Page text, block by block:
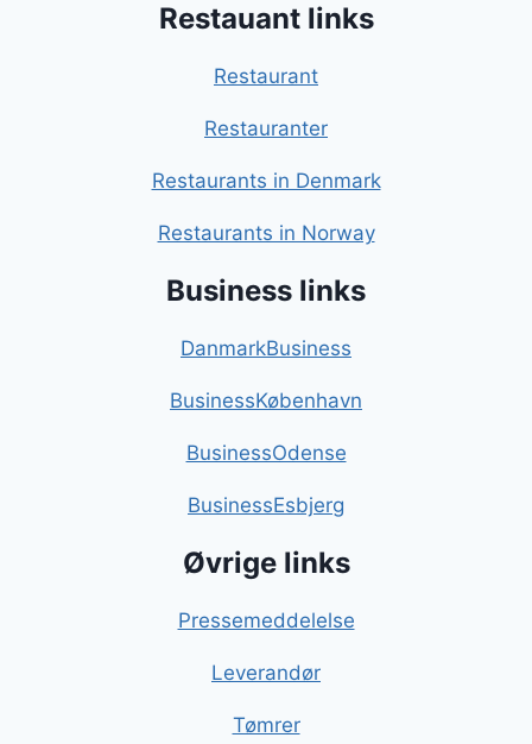
Restauant links
Restaurant
Restauranter
Restaurants in Denmark
Restaurants in Norway
Business links
DanmarkBusiness
BusinessKøbenhavn
BusinessOdense
BusinessEsbjerg
Øvrige links
Pressemeddelelse
Leverandør
Tømrer